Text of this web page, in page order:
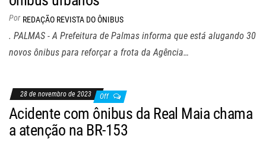
Por REDAÇÃO REVISTA DO ÔNIBUS
. PALMAS - A Prefeitura de Palmas informa que está alugando 30
novos ônibus para reforçar a frota da Agência…
28 de novembro de 2023 Off
Acidente com ônibus da Real Maia chama
a atenção na BR-153